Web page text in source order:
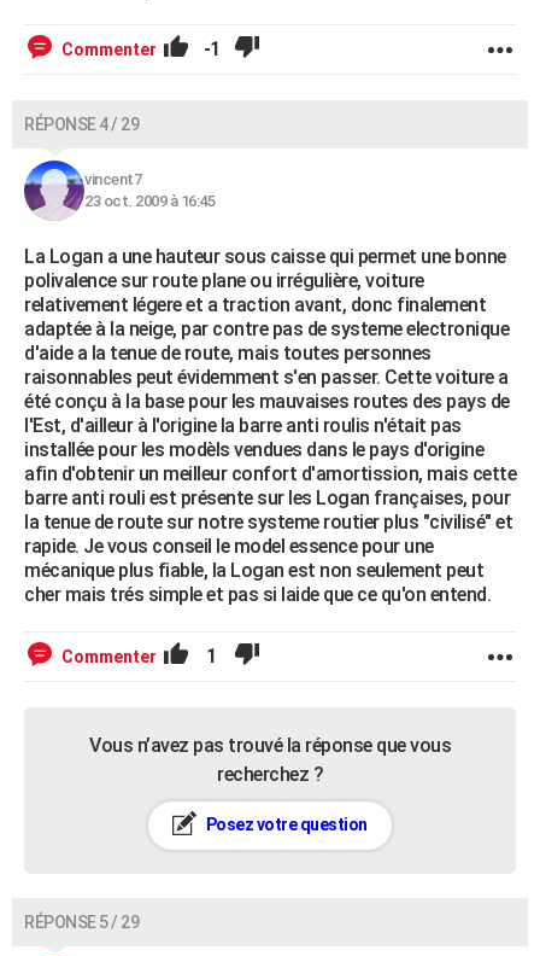
Commenter -1
RÉPONSE 4 / 29
vincent7
23 oct. 2009 à 16:45
La Logan a une hauteur sous caisse qui permet une bonne
polivalence sur route plane ou irrégulière, voiture
relativement légere et a traction avant, donc finalement
adaptée à la neige, par contre pas de systeme electronique
d'aide a la tenue de route, mais toutes personnes
raisonnables peut évidemment s'en passer. Cette voiture a
été conçu à la base pour les mauvaises routes des pays de
l'Est, d'ailleur à l'origine la barre anti roulis n'était pas
installée pour les modèls vendues dans le pays d'origine
afin d'obtenir un meilleur confort d'amortission, mais cette
barre anti rouli est présente sur les Logan françaises, pour
la tenue de route sur notre systeme routier plus "civilisé" et
rapide. Je vous conseil le model essence pour une
mécanique plus fiable, la Logan est non seulement peut
cher mais trés simple et pas si laide que ce qu'on entend.
Commenter 1
Vous n’avez pas trouvé la réponse que vous
recherchez ?
Posez votre question
RÉPONSE 5 / 29